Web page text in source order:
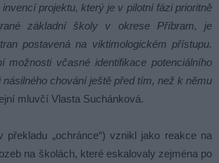
projektu, který je v pilotní fázi prioritně
základní školy v okrese Příbram, je
postavená na viktimologickém přístupu.
možnosti včasné identifikace potenciálního
chování ještě před tím, než k němu
mluvčí Vlasta Suchánková.
překladu „ochránce“) vznikl jako reakce na
na školách, které eskalovaly zejména po